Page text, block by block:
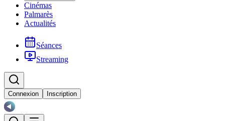
Cinémas
Palmarès
Actualités
Séances
Streaming
Connexion Inscription